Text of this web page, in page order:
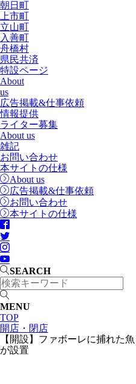
朝日町
上市町
立山町
入善町
舟橋村
県民共済
特設ページ
About
us
広告掲載&仕事依頼
情報提供
ライター募集
About us
雑記
お問い合わせ
本サイトの仕様
About us
広告掲載&仕事依頼
お問い合わせ
本サイトの仕様
SEARCH
MENU
TOP
開店・閉店
【開設】ファボーレに捕れた
が設置